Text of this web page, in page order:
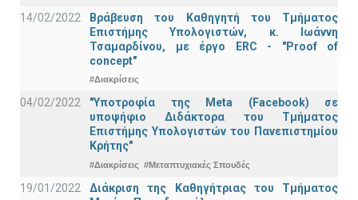
14/02/2022
Βράβευση του Καθηγητή του Τμήματος
Επιστήμης Υπολογιστών, κ. Ιωάννη
Τσαμαρδίνου, με έργο ERC - "Proof of
concept"
#Διακρίσεις
04/02/2022
"Υποτροφία της Meta (Facebook) σε
υποψήφιο Διδάκτορα του Τμήματος
Επιστήμης Υπολογιστών του Πανεπιστημίου
Κρήτης"
#Διακρίσεις #Μεταπτυχιακές Σπουδές
19/01/2022
Διάκριση της Καθηγήτριας του Τμήματος